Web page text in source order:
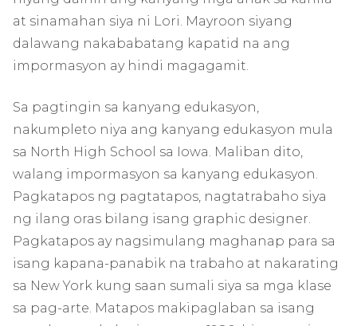
at sinamahan siya ni Lori. Mayroon siyang
dalawang nakababatang kapatid na ang
impormasyon ay hindi magagamit.
Sa pagtingin sa kanyang edukasyon,
nakumpleto niya ang kanyang edukasyon mula
sa North High School sa Iowa. Maliban dito,
walang impormasyon sa kanyang edukasyon.
Pagkatapos ng pagtatapos, nagtatrabaho siya
ng ilang oras bilang isang graphic designer.
Pagkatapos ay nagsimulang maghanap para sa
isang kapana-panabik na trabaho at nakarating
sa New York kung saan sumali siya sa mga klase
sa pag-arte. Matapos makipaglaban sa isang